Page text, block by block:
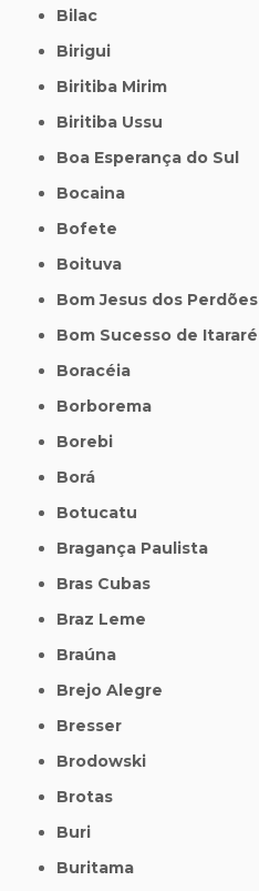
Bilac
Birigui
Biritiba Mirim
Biritiba Ussu
Boa Esperança do Sul
Bocaina
Bofete
Boituva
Bom Jesus dos Perdões
Bom Sucesso de Itararé
Boracéia
Borborema
Borebi
Borá
Botucatu
Bragança Paulista
Bras Cubas
Braz Leme
Braúna
Brejo Alegre
Bresser
Brodowski
Brotas
Buri
Buritama